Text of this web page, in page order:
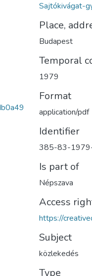
Sajtókivágat-
Place,
Budapest
Temporal
1979
Format
application/pdf
Identifier
385-83-
Is part of
Népszava
Access
https://
Subject
közlekedés
Type